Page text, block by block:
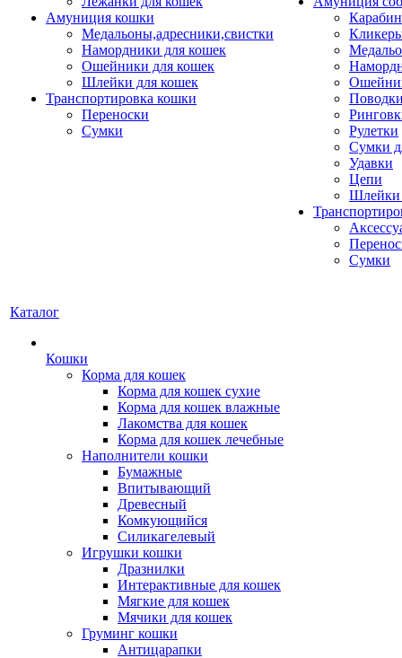
Амуниция кошки
Медальоны,адресники,свистки
Намордники для кошек
Ошейники для кошек
Шлейки для кошек
Транспортировка кошки
Переноски
Сумки
Рулетки
Сумки
Удавки
Цепи
Шлейки
Сумки
Каталог
Кошки
Корма для кошек
Корма для кошек сухие
Корма для кошек влажные
Лакомства для кошек
Корма для кошек лечебные
Наполнители кошки
Бумажные
Впитывающий
Древесный
Комкующийся
Силикагелевый
Игрушки кошки
Дразнилки
Интерактивные для кошек
Мягкие для кошек
Мячики для кошек
Груминг кошки
Антицарапки